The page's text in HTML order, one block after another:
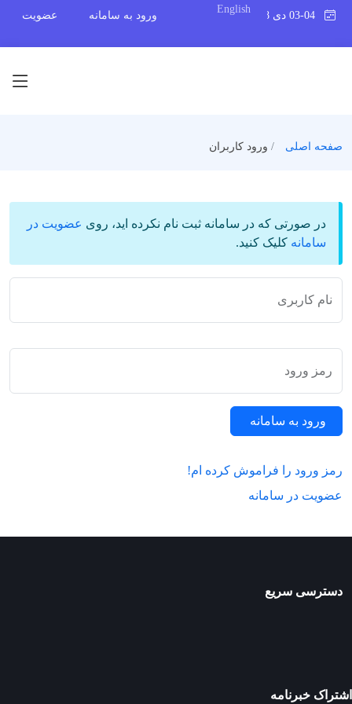
English
ورود به سامانه عضویت
صفحه اصلی ورود کاربران
در صورتی که در سامانه ثبت نام نکرده اید، روی عضویت در
سامانه کلیک کنید.
نام کاربری
رمز ورود
ورود به سامانه
رمز ورود را فراموش کرده ام!
عضویت در سامانه
دسترسی سریع
اشتراک خبرنامه